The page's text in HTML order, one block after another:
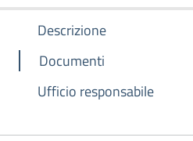
Descrizione
Documenti
Ufficio responsabile